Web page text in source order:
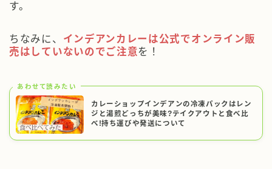
す。
ちなみに、 インデアンカレーは公式でオンライン販
売はしていないのでご注意を！
あわせて読みたい
カレーショップインデアンの冷凍パックはレン
ジと湯煎どっちが美味?テイクアウトと食べ比
べ!持ち運びや発送について